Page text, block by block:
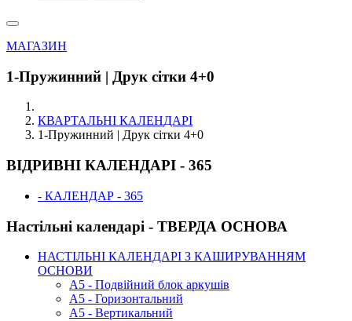
МАГАЗИН
1-Пружинний | Друк сітки 4+0
КВАРТАЛЬНІ КАЛЕНДАРІ
1-Пружинний | Друк сітки 4+0
ВІДРИВНІ КАЛЕНДАРІ - 365
- КАЛЕНДАР - 365
Настільні календарі - ТВЕРДА ОСНОВА
НАСТІЛЬНІ КАЛЕНДАРІ З КАШИРУВАННЯМ
ОСНОВИ
А5 - Подвійний блок аркушів
А5 - Горизонтальний
А5 - Вертикальний